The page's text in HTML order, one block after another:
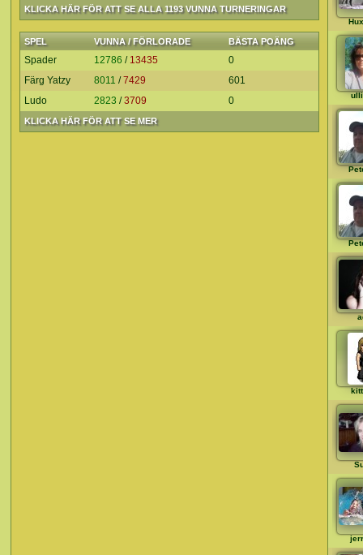
KLICKA HÄR FÖR ATT SE ALLA 1193 VUNNA TURNERINGAR
SPEL VUNNA / FÖRLORADE BÄSTA POÄNG
KLICKA HÄR FÖR ATT SE MER
Spader 12786 / 13435
0
Färg Yatzy
8011 /7429
601
Ludo
2823 /3709 0